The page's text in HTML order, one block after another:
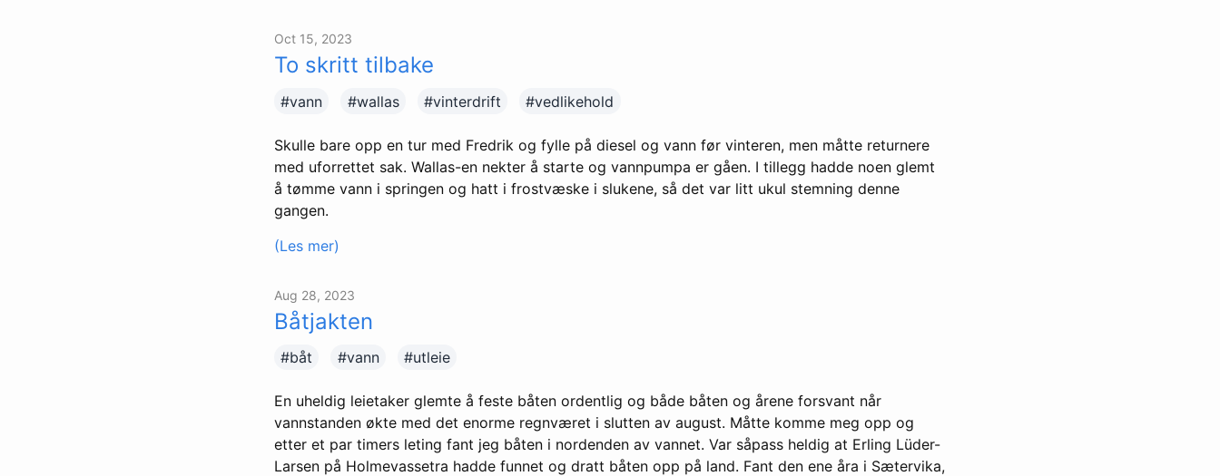
Oct 15, 2023
To skritt tilbake
#vann #wallas #vinterdrift #vedlikehold
Skulle bare opp en tur med Fredrik og fylle på diesel og vann før vinteren, men måtte returnere
med uforrettet sak. Wallas-en nekter å starte og vannpumpa er gåen. I tillegg hadde noen glemt
å tømme vann i springen og hatt i frostvæske i slukene, så det var litt ukul stemning denne
gangen.
(Les mer)
Aug 28, 2023
Båtjakten
#båt #vann #utleie
En uheldig leietaker glemte å feste båten ordentlig og både båten og årene forsvant når
vannstanden økte med det enorme regnværet i slutten av august. Måtte komme meg opp og
etter et par timers leting fant jeg båten i nordenden av vannet. Var såpass heldig at Erling Lüder-
Larsen på Holmevassetra hadde funnet og dratt båten opp på land. Fant den ene åra i Sætervika,